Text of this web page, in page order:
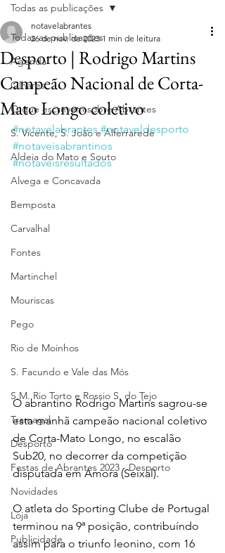
Todas as publicações
Agenda
Olhares
O que escrevem sobre Abrantes
S. Vicente, S. João e Alferrarede
Aldeia do Mato e Souto
Alvega e Concavada
Bemposta
Carvalhal
Fontes
Martinchel
Mouriscas
Pego
Rio de Moinhos
S. Facundo e Vale das Mós
S.M. Rio Torto e Rossio S. do Tejo
Tramagal
Desporto
Festas de Abrantes 2023 - Desporto
Novidades
Loja
Publicidade
Todas as publicações
Desporto | Rodrigo Martins
Campeão Nacional de Corta-
Mato Longo coletivo
notavelabrantes
26 de nov. de 2023 1 min de leitura
#notavelabrantes #notaveldesporto
#notaveisabrantinos
#notaveisresultados
O abrantino Rodrigo Martins sagrou-se
esta manhã campeão nacional coletivo
de Corta-Mato Longo, no escalão
Sub20, no decorrer da competição
disputada em Amora (Seixal).
O atleta do Sporting Clube de Portugal
terminou na 9ª posição, contribuíndo
assim para o triunfo leonino, com 16